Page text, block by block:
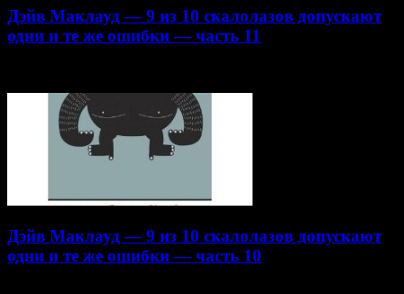
Дэйв Маклауд — 9 из 10 скалолазов допускают
одни и те же ошибки — часть 11
Дэйв Маклауд — 9 из 10 скалолазов допускают
одни и те же ошибки — часть 10